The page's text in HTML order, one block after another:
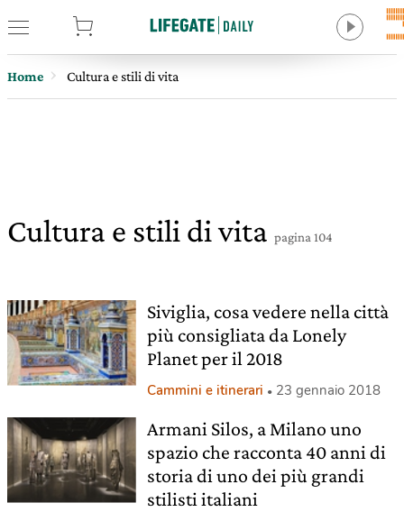
Home Cultura e stili di vita
Cultura e stili di vita pagina 104
Siviglia, cosa vedere nella città
più consigliata da Lonely
Planet per il 2018
Cammini e itinerari 23 gennaio 2018
Armani Silos, a Milano uno
spazio che racconta 40 anni di
storia di uno dei più grandi
stilisti italiani